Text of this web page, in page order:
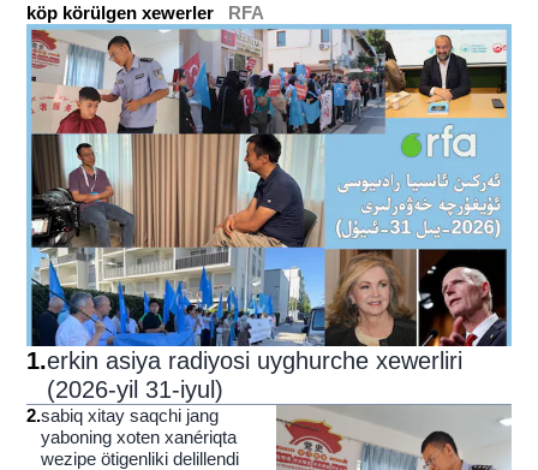
köp körülgen xewerler RFA
1.erkin asiya radiyosi uyghurche xewerliri
(2026-yil 31-iyul)
2.sabiq xitay saqchi jang
yaboning xoten xanériqta
wezipe ötigenliki delillendi